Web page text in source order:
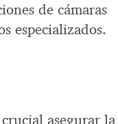
de cámaras
especializados.
asegurar la